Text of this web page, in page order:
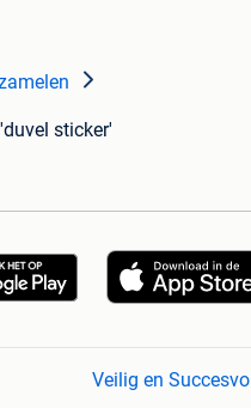
sticker'
Veilig en Succesvol